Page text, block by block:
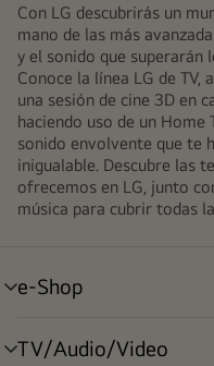
Con LG descubrirás un
mano de las más
y el sonido que superarán
Conoce la línea LG de TV,
una sesión de cine 3D en
haciendo uso de un
sonido envolvente que te
inigualable. Descubre las
ofrecemos en LG, junto
música para cubrir todas
e-Shop
alternar
TV/Audio/Video
alternar